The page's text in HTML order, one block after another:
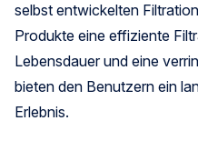
selbst entwickelten
Produkte eine effiziente
Lebensdauer und eine
bieten den Benutzern ein
Erlebnis.